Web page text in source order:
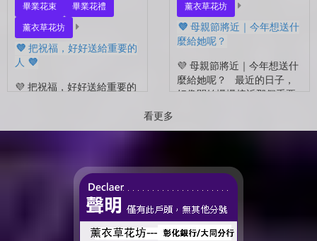
畢業花束
畢業花禮
薰衣草花坊
💜 把祝福，好好送給重要的
人 💜
💜 把祝福，好好送給重要的
很多，準備往下一段生活前
薰衣草花坊
💜 母親節將近｜今年想送什
麼給她呢？
💜 母親節將近｜今年想送什
麼給她呢？ 最近的日子，
好像開始慢慢接近那個重要
看更多